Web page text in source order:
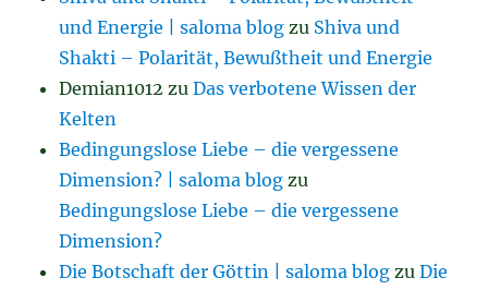
und Energie | saloma blog zu Shiva und
Shakti – Polarität, Bewußtheit und Energie
Demian1012 zuDas verbotene Wissen der
Kelten
Bedingungslose Liebe – die vergessene
Dimension? | saloma blog zu
Bedingungslose Liebe – die vergessene
Dimension?
Die Botschaft der Göttin | saloma blog zuDie